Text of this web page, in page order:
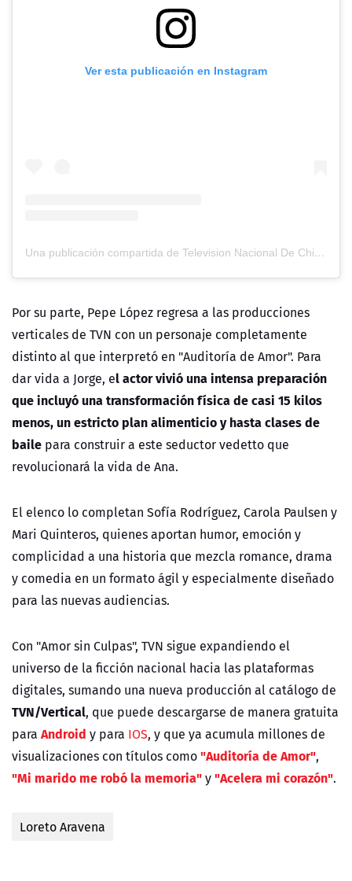
Ver esta publicación en Instagram
Una publicación compartida de Television Nacional De Chile (@tvn)
Por su parte, Pepe López regresa a las producciones
verticales de TVN con un personaje completamente
distinto al que interpretó en "Auditoría de Amor". Para
dar vida a Jorge, el actor vivió una intensa preparación
que incluyó una transformación física de casi 15 kilos
menos, un estricto plan alimenticio y hasta clases de
baile para construir a este seductor vedetto que
revolucionará la vida de Ana.
El elenco lo completan Sofía Rodríguez, Carola Paulsen y
Mari Quinteros, quienes aportan humor, emoción y
complicidad a una historia que mezcla romance, drama
y comedia en un formato ágil y especialmente diseñado
para las nuevas audiencias.
Con "Amor sin Culpas", TVN sigue expandiendo el
universo de la ficción nacional hacia las plataformas
digitales, sumando una nueva producción al catálogo de
TVN/Vertical, que puede descargarse de manera gratuita
para Android y para IOS, y que ya acumula millones de
visualizaciones con títulos como"Auditoría de Amor",
"Mi marido me robó la memoria"y"Acelera mi corazón".
Loreto Aravena